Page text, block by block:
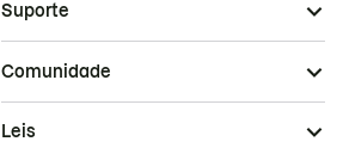
Suporte
Comunidade
Leis